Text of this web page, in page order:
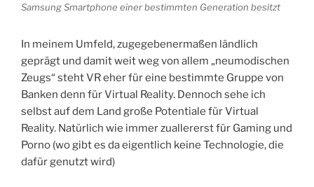
Samsung Smartphone einer bestimmten Generation besitzt
In meinem Umfeld, zugegebenermaßen ländlich
geprägt und damit weit weg von allem „neumodischen
Zeugs“ steht VR eher für eine bestimmte Gruppe von
Banken denn für Virtual Reality. Dennoch sehe ich
selbst auf dem Land große Potentiale für Virtual
Reality. Natürlich wie immer zuallererst für Gaming und
Porno (wo gibt es da eigentlich keine Technologie, die
dafür genutzt wird)